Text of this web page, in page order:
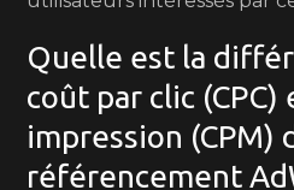
Quelle est la
coût par clic
impression (CPM)
référencement